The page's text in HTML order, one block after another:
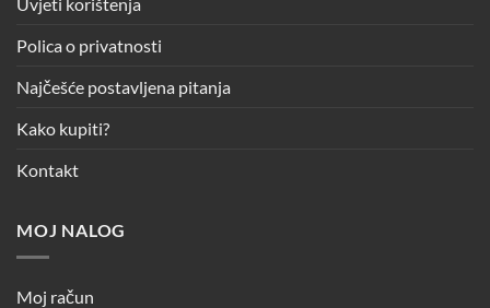
Uvjeti korištenja
Polica o privatnosti
Najčešće postavljena pitanja
Kako kupiti?
Kontakt
MOJ NALOG
Moj račun